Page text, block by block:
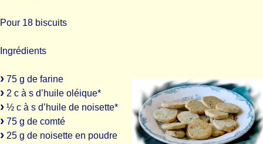
Pour 18 biscuits
Ingrédients
75 g de farine
2 c à s d’huile oléique*
½ c à s d’huile de noisette*
75 g de comté
25 g de noisette en poudre